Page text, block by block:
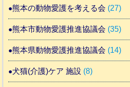
熊本の動物愛護を考える会 (27)
熊本市動物愛護推進協議会 (35)
熊本県動物愛護推進協議会 (14)
犬猫(介護)ケア 施設 (8)